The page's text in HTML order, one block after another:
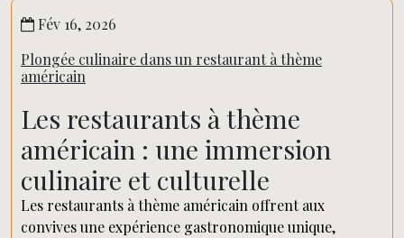
Fév 16, 2026
Plongée culinaire dans un restaurant à thème
américain
Les restaurants à thème
américain : une immersion
culinaire et culturelle
Les restaurants à thème américain offrent aux
convives une expérience gastronomique unique,